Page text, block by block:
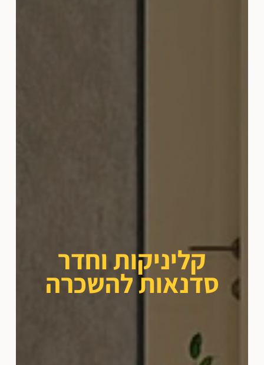
קליניקות וחדר
סדנאות להשכרה